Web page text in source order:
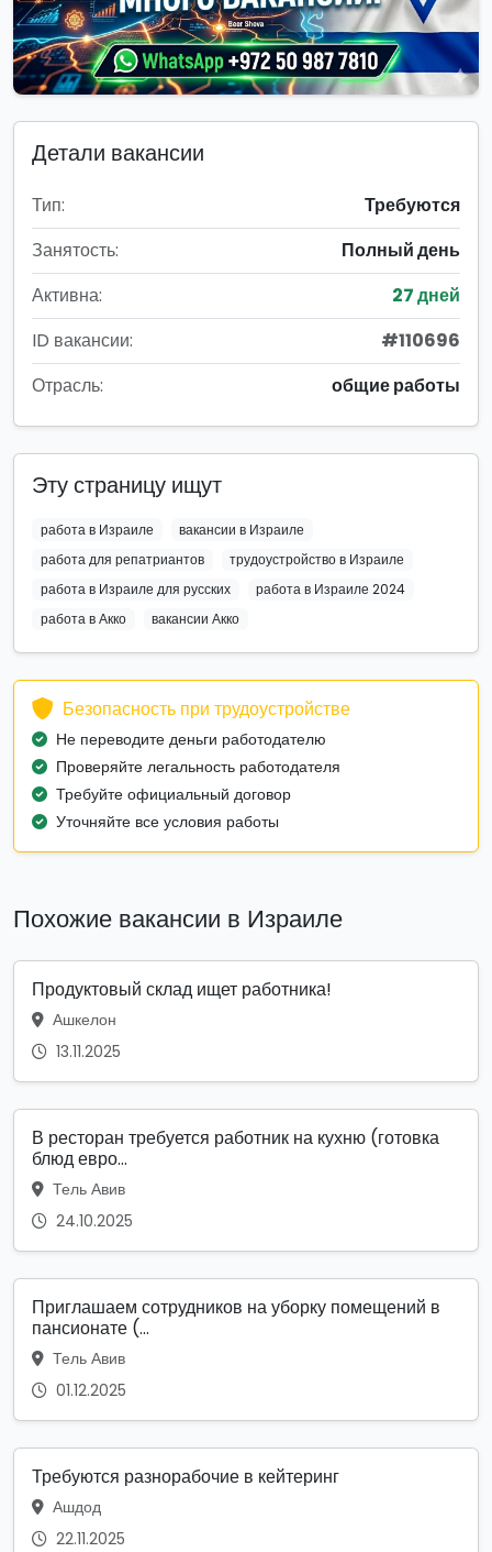
Детали вакансии
Тип:
Требуются
Занятость:
Полный день
Активна:
27 дней
ID вакансии:
#110696
Отрасль:
общие работы
Эту страницу ищут
работа в Израиле
вакансии в Израиле
работа для репатриантов
трудоустройство в Израиле
работа в Израиле для русских
работа в Израиле 2024
работа в Акко
вакансии Акко
Безопасность при трудоустройстве
Не переводите деньги работодателю
Проверяйте легальность работодателя
Требуйте официальный договор
Уточняйте все условия работы
Похожие вакансии в Израиле
Продуктовый склад ищет работника!
Ашкелон
13.11.2025
В ресторан требуется работник на кухню (готовка
блюд евро...
Тель Авив
24.10.2025
Приглашаем сотрудников на уборку помещений в
пансионате (...
Тель Авив
01.12.2025
Требуются разнорабочие в кейтеринг
Ашдод
22.11.2025